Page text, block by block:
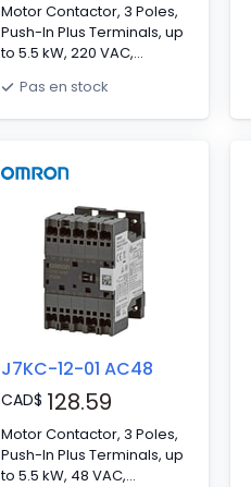
Motor Contactor, 3 Poles,
Push-In Plus Terminals, up
to 5.5 kW, 220 VAC,
H×W×D 67.5 x 45 x 46 mm
Pas en stock
J7KC-12-01 AC48
CAD$ 128.59
Motor Contactor, 3 Poles,
Push-In Plus Terminals, up
to 5.5 kW, 48 VAC,